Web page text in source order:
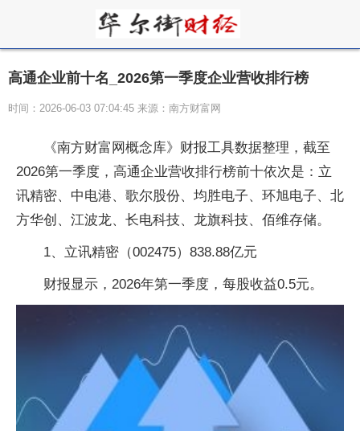
高通企业前十名_2026第一季度企业营收排行榜
时间：2026-06-03 07:04:45 来源：南方财富网
《南方财富网概念库》财报工具数据整理，截至
2026第一季度，高通企业营收排行榜前十依次是：立
讯精密、中电港、歌尔股份、均胜电子、环旭电子、北
方华创、江波龙、长电科技、龙旗科技、佰维存储。
1、立讯精密（002475）838.88亿元
财报显示，2026年第一季度，每股收益0.5元。